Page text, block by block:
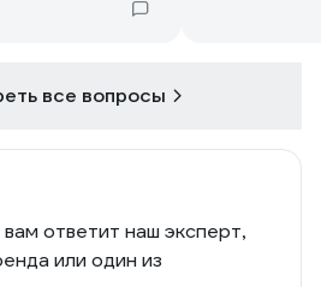
все вопросы
ответит наш эксперт,
или один из